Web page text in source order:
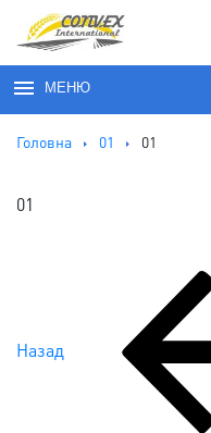
МЕНЮ
Головна 01 01
01
Навігація
записів
Назад